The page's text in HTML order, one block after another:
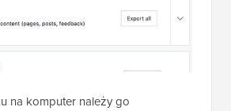
na komputer należy go